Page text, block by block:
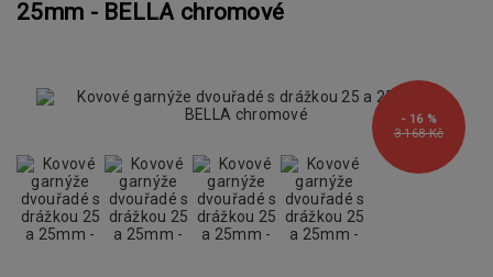
25mm - BELLA chromové
3 168 Kč
- 16 %